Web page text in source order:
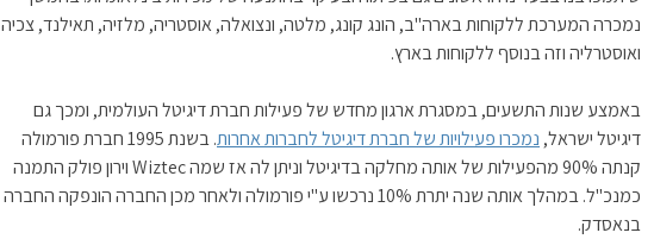
נמכרה המערכת ללקוחות בארה"ב, הונג קונג, מלטה, ונצואלה, אוסטריה, מלזיה, תאילנד, צכיה
ואוסטרליה וזה בנוסף ללקוחות בארץ.
באמצע שנות התשעים, במסגרת ארגון מחדש של פעילות חברת דיגיטל העולמית, ומכך גם
דיגיטל ישראל, נמכרו פעילויות של חברת דיגיטל לחברות אחרות
. בשנת 1995 חברת פורמולה
קנתה 90% מהפעילות של אותה מחלקה בדיגיטל וניתן לה אז שמה Wiztec וירון פולק התמנה
כמנכ"ל. במהלך אותה שנה יתרת 10% נרכשו ע"י פורמולה ולאחר מכן החברה הונפקה החברה
בנאסדק.